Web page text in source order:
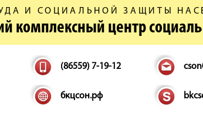
И СОЦИАЛЬНОЙ ЗАЩИТЫ
комплексный центр
(86559) 7-19-12
бкцсон.рф